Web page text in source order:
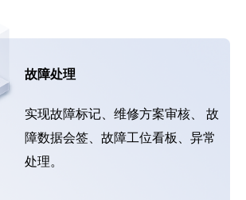
故障处理
实现故障标记、维修方案审核、 故
障数据会签、故障工位看板、异常
处理。